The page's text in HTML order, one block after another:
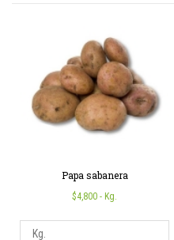
Papa sabanera
$4,800 - Kg.